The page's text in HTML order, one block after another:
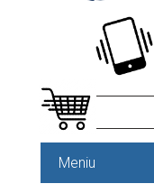
Meniu